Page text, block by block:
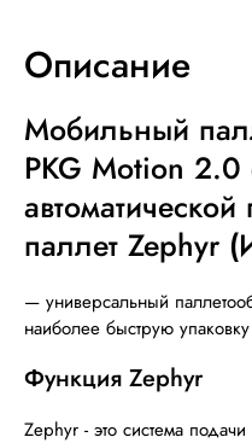
Описание
Мобильный
PKG Motion 2.0
паллет Zephyr (
— универсальный
наиболее быструю
Функция Zephyr
Zephyr - это система